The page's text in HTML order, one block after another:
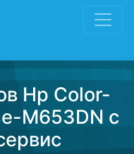
Hp Color-
M653DN с